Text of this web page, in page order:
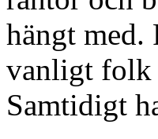
hängt med.
vanligt folk
Samtidigt